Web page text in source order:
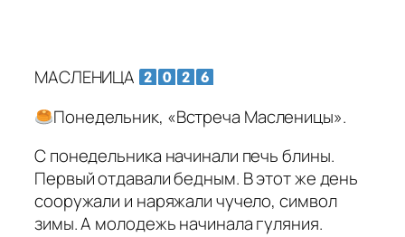
МАСЛЕНИЦА
Понедельник, «Встреча Масленицы».
С понедельника начинали печь блины.
Первый отдавали бедным. В этот же день
сооружали и наряжали чучело, символ
зимы. А молодежь начинала гуляния.